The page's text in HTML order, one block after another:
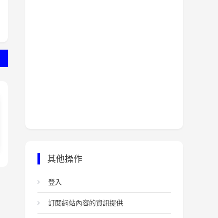
其他操作
登入
訂閱網站內容的資訊提供